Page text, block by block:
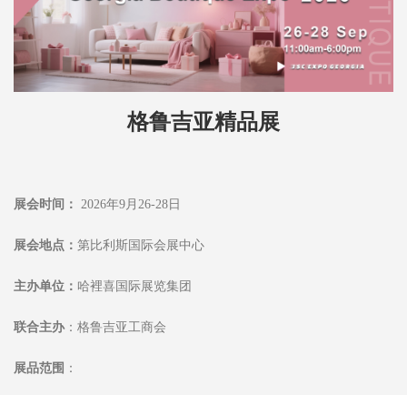
格鲁吉亚精品展
展会时间： 2026年9月26-28日
展会地点： 第比利斯国际会展中心
主办单位： 哈裡喜国际展览集团
联合主办 ：格鲁吉亚工商会
展品范围 ：